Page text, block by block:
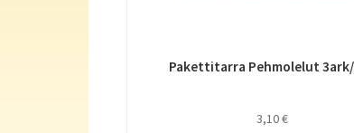
Pakettitarra Pehmolelut
3,10€